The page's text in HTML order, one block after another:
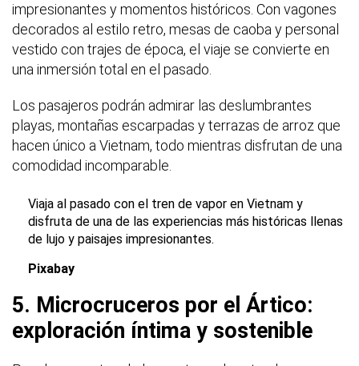
impresionantes y momentos históricos. Con vagones
decorados al estilo retro, mesas de caoba y personal
vestido con trajes de época, el viaje se convierte en
una inmersión total en el pasado.
Los pasajeros podrán admirar las deslumbrantes
playas, montañas escarpadas y terrazas de arroz que
hacen único a Vietnam, todo mientras disfrutan de una
comodidad incomparable.
Viaja al pasado con el tren de vapor en Vietnam y
disfruta de una de las experiencias más históricas llenas
de lujo y paisajes impresionantes.
Pixabay
5. Microcruceros por el Ártico:
exploración íntima y sostenible